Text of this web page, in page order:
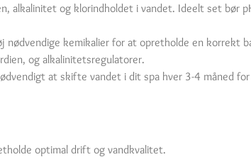
alkalinitet og klorindholdet i vandet. Ideelt set bør
kemikalier for at opretholde en korrekt
og alkalinitetsregulatorer.
at skifte vandet i dit spa hver 3-4 måned
optimal drift og vandkvalitet.